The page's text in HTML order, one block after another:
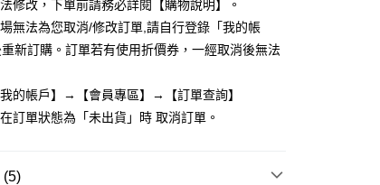
付」結帳流程】
擇「AFTEE先享後付」後，將跳轉至「AFTEE先享後
行簡訊認證並確認金額後，即可完成結帳。
內，您將收到繳費通知簡訊。
簡訊後14天內，點擊此簡訊中的連結，可透過四大超商
／等多元方式進行付款，方視為交易完成。
以「AFTEE先享後付 」之結帳頁面顯示為準，若有關於
含以上)免運費
NT$599(含以上)免運費
修改，下單前請務必詳閱【購物說明】。
無法為您取消/修改訂單,請自行登錄「我的帳
新訂購。訂單若有使用折價券，一經取消後無法
的帳戶】→【會員專區】→【訂單查詢】
訂單狀態為「未出貨」時 取消訂單。
(5)